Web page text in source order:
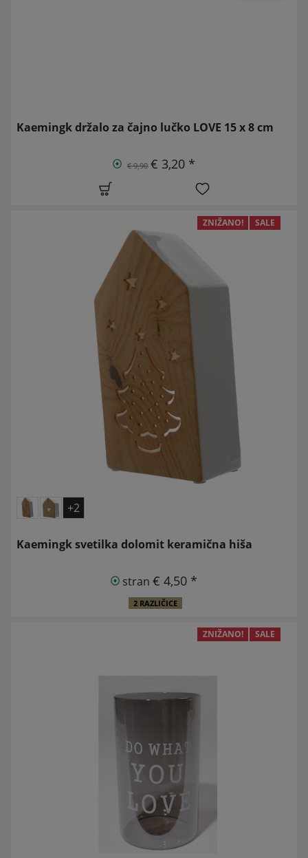
Kaemingk držalo za čajno lučko LOVE 15 x 8 cm
€ 9,90 € 3,20 *
ZNIŽANO! SALE
+2
Kaemingk svetilka dolomit keramična hiša
stran€ 4,50 *
2 RAZLIČICE
ZNIŽANO! SALE